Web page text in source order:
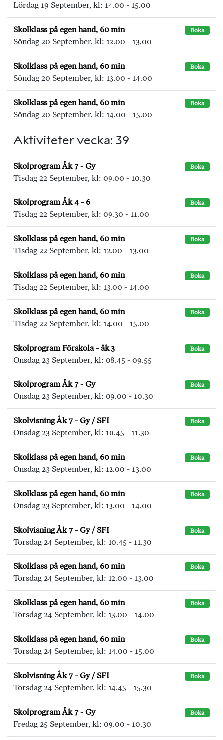
Lördag 19 September, kl: 14.00 - 15.00
Skolklass på egen hand, 60 min Boka
Söndag 20 September, kl: 12.00 - 13.00
Skolklass på egen hand, 60 min Boka
Söndag 20 September, kl: 13.00 - 14.00
Skolklass på egen hand, 60 min Boka
Söndag 20 September, kl: 14.00 - 15.00
Aktiviteter vecka: 39
Skolprogram Åk 7 - Gy Boka
Tisdag 22 September, kl: 09.00 - 10.30
Skolprogram Åk 4 - 6 Boka
Tisdag 22 September, kl: 09.30 - 11.00
Skolklass på egen hand, 60 min Boka
Tisdag 22 September, kl: 12.00 - 13.00
Skolklass på egen hand, 60 min Boka
Tisdag 22 September, kl: 13.00 - 14.00
Skolklass på egen hand, 60 min Boka
Tisdag 22 September, kl: 14.00 - 15.00
Skolprogram Förskola - åk 3 Boka
Onsdag 23 September, kl: 08.45 - 09.55
Skolprogram Åk 7 - Gy Boka
Onsdag 23 September, kl: 09.00 - 10.30
Skolvisning Åk 7 - Gy / SFI Boka
Onsdag 23 September, kl: 10.45 - 11.30
Skolklass på egen hand, 60 min Boka
Onsdag 23 September, kl: 12.00 - 13.00
Skolklass på egen hand, 60 min Boka
Onsdag 23 September, kl: 13.00 - 14.00
Skolvisning Åk 7 - Gy / SFI Boka
Torsdag 24 September, kl: 10.45 - 11.30
Skolklass på egen hand, 60 min Boka
Torsdag 24 September, kl: 12.00 - 13.00
Skolklass på egen hand, 60 min Boka
Torsdag 24 September, kl: 13.00 - 14.00
Skolklass på egen hand, 60 min Boka
Torsdag 24 September, kl: 14.00 - 15.00
Skolvisning Åk 7 - Gy / SFI Boka
Torsdag 24 September, kl: 14.45 - 15.30
Skolprogram Åk 7 - Gy Boka
Fredag 25 September, kl: 09.00 - 10.30